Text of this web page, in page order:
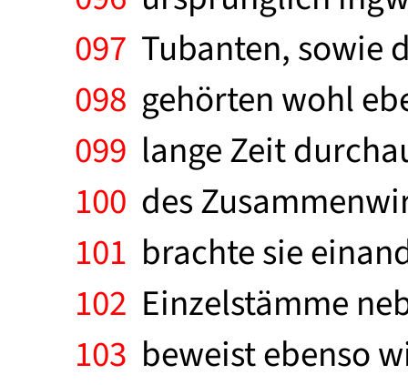
097 Tubanten, sowie
098 gehörten wohl
099 lange Zeit
100 des
101 brachte sie
102 Einzelstämme
103 beweist ebenso